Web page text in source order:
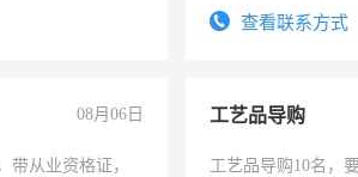
交纳五险，
查看联系方式
08月06日
带从业资格证，
工艺品导购
工艺品导购10名，